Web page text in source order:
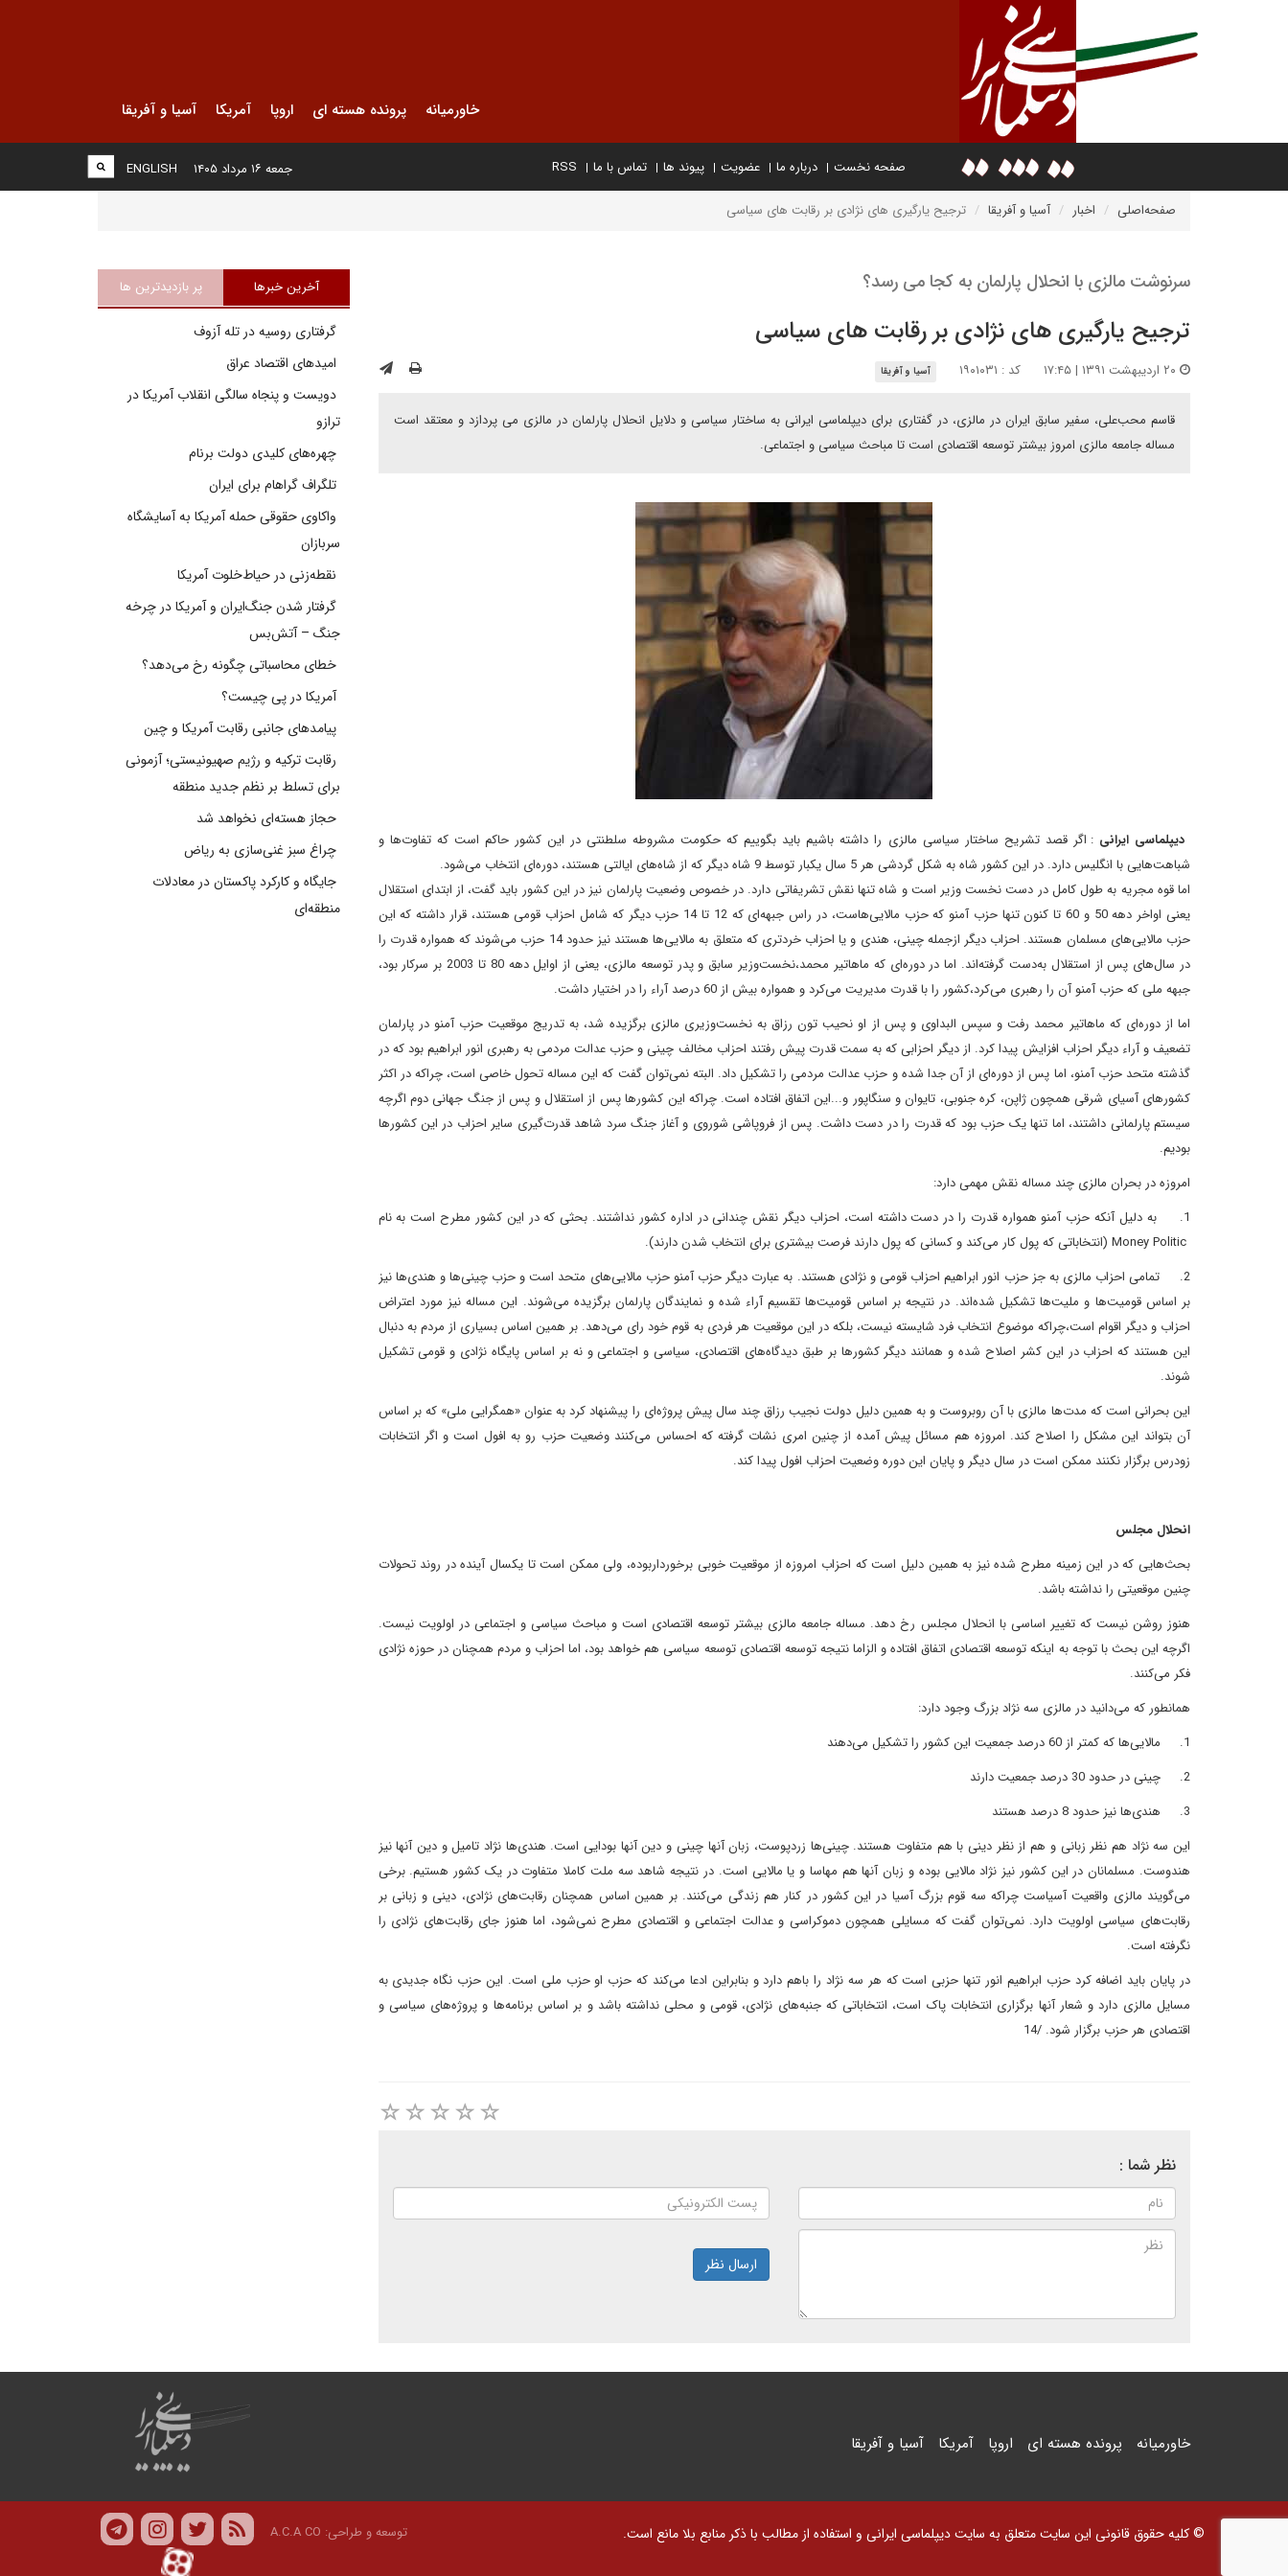
خاورمیانه پرونده هسته ای اروپا آمریکا آسیا و آفریقا
صفحه نخست درباره ما عضویت پیوند ها تماس با ما RSS
ENGLISH جمعه ۱۶ مرداد ۱۴۰۵
صفحه‌اصلی اخبار آسیا و آفریقا ترجیح یارگیری های نژادی بر رقابت های سیاسی
سرنوشت مالزی با انحلال پارلمان به کجا می رسد؟
ترجیح یارگیری های نژادی بر رقابت های سیاسی
کد : ۱۹۰۱۰۳۱ آسیا و آفریقا
قاسم محب‌علی، سفیر سابق ایران در مالزی، در گفتاری برای دیپلماسی ایرانی به ساختار سیاسی و دلایل انحلال پارلمان در مالزی می پردازد و معتقد است
مساله جامعه مالزی امروز بیشتر توسعه اقتصادی است تا مباحث سیاسی و اجتماعی.
دیپلماسی ایرانی: اگر قصد تشریح ساختار سیاسی مالزی را داشته باشیم باید بگوییم که حکومت مشروطه سلطنتی در این کشور حاکم است که تفاوت‌ها و
شباهت‌هایی با انگلیس دارد. در این کشور شاه به شکل گردشی هر 5 سال یکبار توسط 9 شاه دیگر که از شاه‌های ایالتی هستند، دوره‌ای انتخاب می‌شود.
اما قوه مجریه به طول کامل در دست نخست وزیر است و شاه تنها نقش تشریفاتی دارد. در خصوص وضعیت پارلمان نیز در این کشور باید گفت، از ابتدای استقلال
یعنی اواخر دهه 50 و 60 تا کنون تنها حزب آمنو که حزب مالایی‌هاست، در راس جبهه‌ای که 12 تا 14 حزب دیگر که شامل احزاب قومی هستند، قرار داشته که این
حزب مالایی‌های مسلمان هستند. احزاب دیگر ازجمله چینی، هندی و یا احزاب خردتری که متعلق به مالایی‌ها هستند نیز حدود 14 حزب می‌شوند که همواره قدرت را
در سال‌های پس از استقلال به‌د‌ست گرفته‌اند. اما در دوره‌ای که ماهاتیر محمد،نخست‌وزیر سابق و پدر توسعه مالزی، یعنی از اوایل دهه 80 تا 2003 بر سرکار بود،
جبهه ملی که حزب آمنو آن را رهبری می‌کرد،‌کشور را با قدرت مدیریت می‌کرد و همواره بیش از 60 درصد آراء را در اختیار داشت.
اما از دوره‌ای که ماهاتیر محمد رفت و سپس البداوی و پس از او نحیب تون رزاق به نخست‌وزیری مالزی برگزیده شد، به تدریج موقعیت حزب آمنو در پارلمان
تضعیف و آراء‌ دیگر احزاب افزایش پیدا کرد. از دیگر احزابی که به سمت قدرت پیش رفتند احزاب مخالف چینی و حزب عدالت مردمی به رهبری انور ابراهیم بود که در
گذشته متحد حزب آمنو، اما پس از دوره‌ای از آن جدا شده و حزب عدالت مردمی را تشکیل داد. البته نمی‌توان گفت که این مساله تحول خاصی است، چراکه در اکثر
کشورهای آسیای شرقی همچون ژاپن، کره جنوبی، تایوان و سنگاپور و...این اتفاق افتاده است. چراکه این کشورها پس از استقلال و پس از جنگ جهانی دوم اگرچه
سیستم پارلمانی داشتند، اما تنها یک حزب بود که قدرت را در دست داشت. پس از فروپاشی شوروی و آغاز جنگ سرد شاهد قدرت‌گیری سایر احزاب در این کشورها
بودیم.
امروزه در بحران مالزی چند مساله نقش مهمی دارد:
1.
به دلیل آنکه حزب آمنو همواره قدرت را در دست داشته است، احزاب دیگر نقش چندانی در اداره کشور نداشتند. بحثی که در این کشور مطرح است به نام
Money Politic (انتخاباتی که پول کار می‌کند و کسانی که پول دارند فرصت بیشتری برای انتخاب شدن دارند).
2.
تمامی احزاب مالزی به جز حزب انور ابراهیم احزاب قومی و نژادی هستند. به عبارت دیگر حزب آمنو حزب مالایی‌های متحد است و حزب چینی‌ها و هندی‌ها نیز
بر اساس قومیت‌ها و ملیت‌ها تشکیل شده‌اند. در نتیجه بر اساس قومیت‌ها تقسیم آراء شده و نمایندگان پارلمان برگزیده می‌شوند. این مساله نیز مورد اعتراض
احزاب و دیگر اقوام است،‌چراکه موضوع انتخاب فرد شایسته نیست، بلکه در این موقعیت هر فردی به قوم خود رای می‌دهد. بر همین اساس بسیاری از مردم به دنبال
این هستند که احزاب در این کشر اصلاح شده و همانند دیگر کشورها بر طبق دیدگاه‌های اقتصادی، سیاسی و اجتماعی و نه بر اساس پایگاه نژادی و قومی تشکیل
شوند.
این بحرانی است که مدت‌ها مالزی با آن روبروست و به همین دلیل دولت نجیب رزاق چند سال پیش پروژه‌ای را پیشنهاد کرد به عنوان «همگرایی ملی» که بر اساس
آن بتواند این مشکل را اصلاح کند. امروزه هم مسائل پیش آمده از چنین امری نشات گرفته که احساس می‌کنند وضعیت حزب رو به افول است و اگر انتخابات
زودرس برگزار نکنند ممکن است در سال دیگر و پایان این دوره وضعیت احزاب افول پیدا کند.
انحلال مجلس
بحث‌هایی که در این زمینه مطرح شده نیز به همین دلیل است که احزاب امروزه از موقعیت خوبی برخورداربوده، ولی ممکن است تا یکسال آینده در روند تحولات
چنین موقعیتی را نداشته باشد.
هنوز روشن نیست که تغییر اساسی با انحلال مجلس رخ دهد. مساله جامعه مالزی بیشتر توسعه اقتصادی است و مباحث سیاسی و اجتماعی در اولویت نیست.
اگرچه این بحث با توجه به اینکه توسعه اقتصادی اتفاق افتاده و الزاما نتیجه توسعه اقتصادی توسعه سیاسی هم خواهد بود، اما احزاب و مردم همچنان در حوزه نژادی
فکر می‌کنند.
همانطور که می‌دانید در مالزی سه نژاد بزرگ وجود دارد:
1.
مالایی‌ها که کمتر از 60 درصد جمعیت این کشور را تشکیل می‌دهند
2.
چینی در حدود 30 درصد جمعیت دارند
3.
هندی‌ها نیز حدود 8 درصد هستند
این سه نژاد هم نظر زبانی و هم از نظر دینی با هم متفاوت هستند. چینی‌ها زردپوست، زبان آنها چینی و دین آنها بودایی است. هندی‌ها نژاد تامیل و دین آنها نیز
هندوست. مسلمانان در این کشور نیز نژاد مالایی بوده و زبان آنها هم مهاسا و یا مالایی است. در نتیجه شاهد سه ملت کاملا متفاوت در یک کشور هستیم. برخی
می‌گویند مالزی واقعیت آسیاست چراکه سه قوم بزرگ آسیا در این کشور در کنار هم زندگی می‌کنند. بر همین اساس همچنان رقابت‌های نژادی، دینی و زبانی بر
رقابت‌های سیاسی اولویت دارد. نمی‌توان گفت که مسایلی همچون دموکراسی و عدالت اجتماعی و اقتصادی مطرح نمی‌شود، اما هنوز جای رقابت‌های نژادی را
نگرفته است.
در پایان باید اضافه کرد حزب ابراهیم انور تنها حزبی است که هر سه نژاد را باهم دارد و بنابراین ادعا می‌کند که حزب او حزب ملی است. این حزب نگاه جدیدی به
مسایل مالزی دارد و شعار آنها برگزاری انتخابات پاک است، انتخاباتی که جنبه‌های نژادی، قومی و محلی نداشته باشد و بر اساس برنامه‌ها و پروژه‌های سیاسی و
اقتصادی هر حزب برگزار شود. /14
نظر شما :
ارسال نظر
آخرین خبرها پر بازدیدترین ها
گرفتاری روسیه در تله آزوف
امیدهای اقتصاد عراق
دویست و پنجاه سالگی انقلاب آمریکا در
ترازو
چهره‌های کلیدی دولت برنام
تلگراف گراهام برای ایران
واکاوی حقوقی حمله آمریکا به آسایشگاه
سربازان
نقطه‌زنی در حیاط‌خلوت آمریکا
گرفتار شدن جنگ‌ایران و آمریکا در چرخه
جنگ – آتش‌بس
خطای محاسباتی چگونه رخ می‌دهد؟
آمریکا در پی چیست؟
پیامدهای جانبی رقابت آمریکا و چین
رقابت ترکیه و رژیم صهیونیستی؛ آزمونی
برای تسلط بر نظم جدید منطقه
حجاز هسته‌ای نخواهد شد
چراغ سبز غنی‌سازی به ریاض
جایگاه و کارکرد پاکستان در معادلات
منطقه‌ای
خاورمیانه پرونده هسته ای اروپا آمریکا آسیا و آفریقا
© کلیه حقوق قانونی این سایت متعلق به سایت دیپلماسی ایرانی و استفاده از مطالب با ذکر منابع بلا مانع است. توسعه و طراحی: A.C.A CO